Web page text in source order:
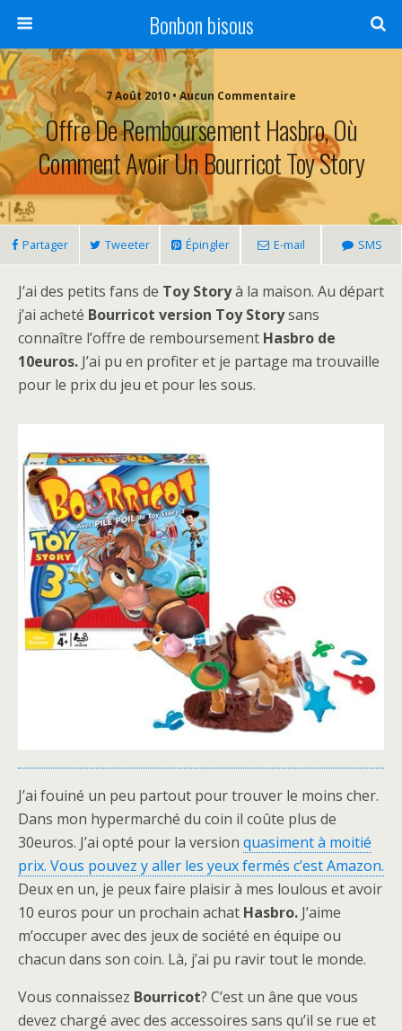
Bonbon bisous
7 Août 2010 • Aucun Commentaire
Offre De Remboursement Hasbro, Où
Comment Avoir Un Bourricot Toy Story
Partager Tweeter Épingler E-mail SMS
J’ai des petits fans de Toy Storyà la maison. Au départ
j’ai acheté Bourricot version Toy Storysans
connaître l’offre de remboursement Hasbro de
10euros. J’ai pu en profiter et je partage ma trouvaille
pour le prix du jeu et pour les sous.
J’ai fouiné un peu partout pour trouver le moins cher.
Dans mon hypermarché du coin il coûte plus de
30euros. J’ai opté pour la version quasiment à moitié
prix. Vous pouvez y aller les yeux fermés c’est Amazon.
Deux en un, je peux faire plaisir à mes loulous et avoir
10 euros pour un prochain achat Hasbro. J’aime
m’occuper avec des jeux de société en équipe ou
chacun dans son coin. Là, j’ai pu ravir tout le monde.
Vous connaissez Bourricot? C’est un âne que vous
devez chargé avec des accessoires sans qu’il se rue et